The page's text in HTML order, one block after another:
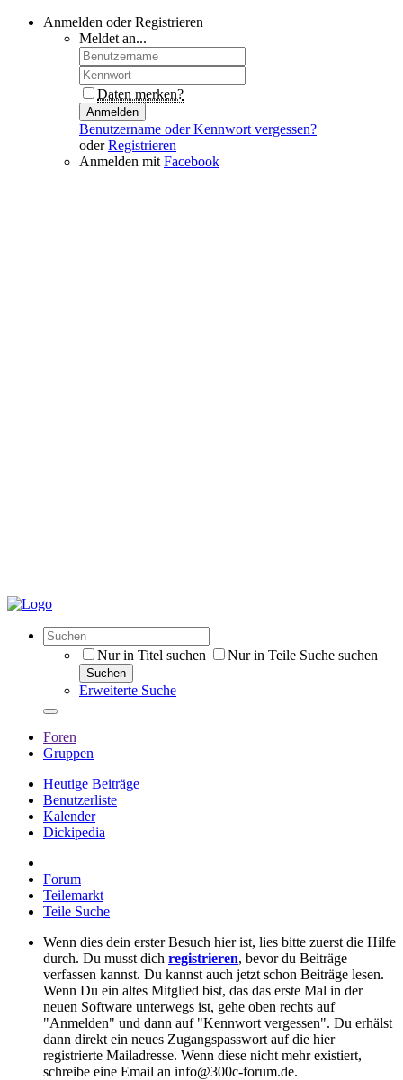
Anmelden oder Registrieren
Meldet an...
Daten merken?
Anmelden
Benutzername oder Kennwort vergessen?
oderRegistrieren
Anmelden mit Facebook
Nur in Titel suchen Nur in Teile Suche suchen
Suchen
Erweiterte Suche
Foren
Gruppen
Heutige Beiträge
Benutzerliste
Kalender
Dickipedia
Forum
Teilemarkt
Teile Suche
Wenn dies dein erster Besuch hier ist, lies bitte zuerst die Hilfe
durch. Du musst dich registrieren, bevor du Beiträge
verfassen kannst. Du kannst auch jetzt schon Beiträge lesen.
Wenn Du ein altes Mitglied bist, das das erste Mal in der
neuen Software unterwegs ist, gehe oben rechts auf
"Anmelden" und dann auf "Kennwort vergessen". Du erhälst
dann direkt ein neues Zugangspasswort auf die hier
registrierte Mailadresse. Wenn diese nicht mehr existiert,
schreibe eine Email an info@300c-forum.de.